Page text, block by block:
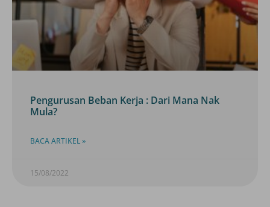
Pengurusan Beban Kerja : Dari Mana Nak
Mula?
BACA ARTIKEL »
15/08/2022